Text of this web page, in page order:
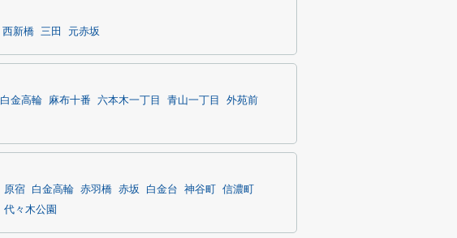
西新橋 三田 元赤坂
白金高輪 麻布十番 六本木一丁目 青山一丁目
外苑前
原宿 白金高輪 赤羽橋 赤坂 白金台 神谷町
信濃町
代々木公園